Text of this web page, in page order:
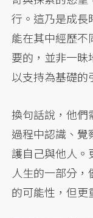
行。這乃是成長
能在其中經歷不
要的，並非一昧
以支持為基礎的
換句話說，他們
過程中認識、
護自己與他人。
人生的一部分
的可能性，但更